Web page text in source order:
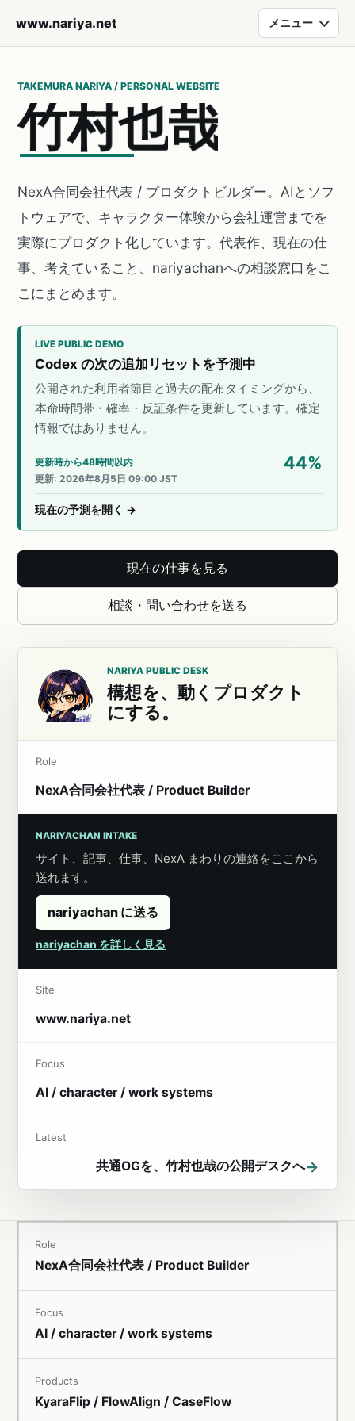
www.nariya.net メニュー
TAKEMURA NARIYA / PERSONAL WEBSITE
竹村也哉
NexA合同会社代表 / プロダクトビルダー。AIとソフ
トウェアで、キャラクター体験から会社運営までを
実際にプロダクト化しています。代表作、現在の仕
事、考えていること、nariyachanへの相談窓口をこ
こにまとめます。
LIVE PUBLIC DEMO
Codex の次の追加リセットを予測中
公開された利用者節目と過去の配布タイミングから、
本命時間帯・確率・反証条件を更新しています。確定
情報ではありません。
更新時から48時間以内 44%
更新:2026年8月5日 09:00 JST
現在の予測を開く →
現在の仕事を見る
相談・問い合わせを送る
NARIYA PUBLIC DESK
構想を、動くプロダクト
にする。
Role
NexA合同会社代表 / Product Builder
NARIYACHAN INTAKE
サイト、記事、仕事、NexA まわりの連絡をここから
送れます。
nariyachan に送る
nariyachan を詳しく見る
Site
www.nariya.net
Focus
AI / character / work systems
Latest
共通OGを、竹村也哉の公開デスクへ→
Role
NexA合同会社代表 / Product Builder
Focus
AI / character / work systems
Products
KyaraFlip / FlowAlign / CaseFlow